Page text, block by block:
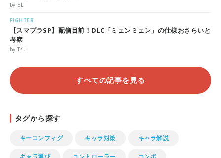
by EL
FIGHTER
【スマブラSP】配信目前！DLC「ミェンミェン」の仕様おさらいと
考察
by Tsu
すべての記事を見る
タグから探す
キーコンフィグ キャラ対策 キャラ解説
キャラ選び コントローラー コンボ